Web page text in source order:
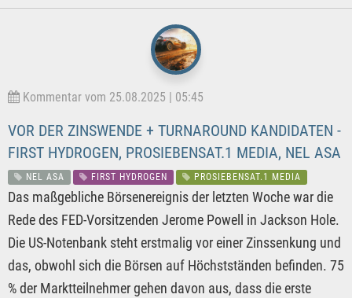
Kommentar vom 25.08.2025 | 05:45
VOR DER ZINSWENDE + TURNAROUND KANDIDATEN -
FIRST HYDROGEN, PROSIEBENSAT.1 MEDIA, NEL ASA
NEL ASA FIRST HYDROGEN PROSIEBENSAT.1 MEDIA
Das maßgebliche Börsenereignis der letzten Woche war die
Rede des FED-Vorsitzenden Jerome Powell in Jackson Hole.
Die US-Notenbank steht erstmalig vor einer Zinssenkung und
das, obwohl sich die Börsen auf Höchstständen befinden. 75
% der Marktteilnehmer gehen davon aus, dass die erste